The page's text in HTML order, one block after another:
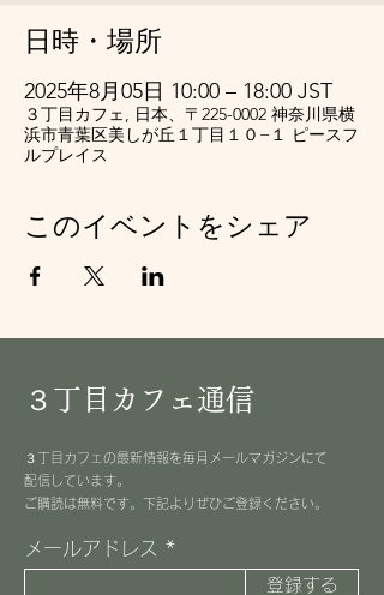
日時・場所
2025年8月05日 10:00 – 18:00 JST
３丁目カフェ, 日本、〒225-0002 神奈川県横
浜市青葉区美しが丘１丁目１０−１ ピースフ
ルプレイス
このイベントをシェア
３丁目カフェ通信
３丁目カフェの最新情報を毎月メールマガジンにて
配信しています。
​ご購読は無料です。下記よりぜひご登録ください。
メールアドレス
登録する